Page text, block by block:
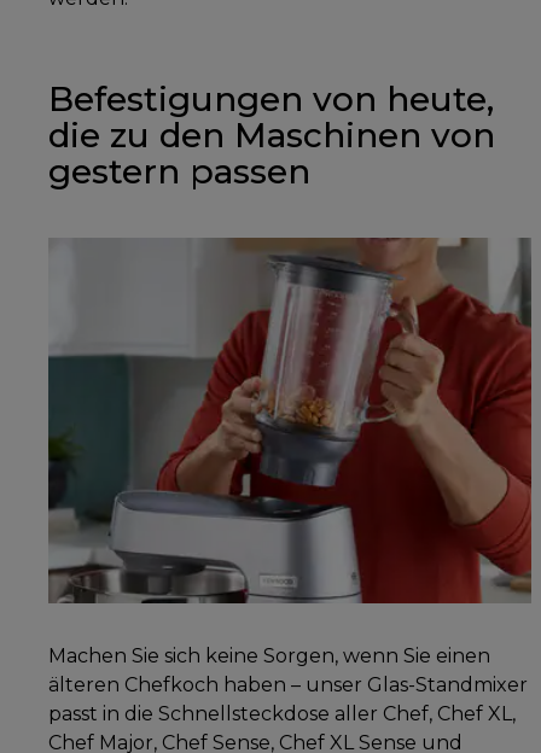
Befestigungen von heute,
die zu den Maschinen von
gestern passen
Machen Sie sich keine Sorgen, wenn Sie einen
älteren Chefkoch haben – unser Glas-Standmixer
passt in die Schnellsteckdose aller Chef, Chef XL,
Chef Major, Chef Sense, Chef XL Sense und